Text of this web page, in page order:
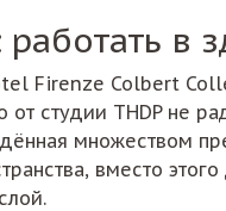
Firenze Colbert
студии THDP не
множеством
вместо